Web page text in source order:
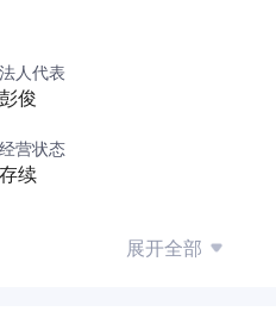
户提供满意产品，拥有良好的
评为中国建筑施工综合实力
企业”、“中国（PM）项目管理
法人代表
彭俊
经营状态
存续
展开全部